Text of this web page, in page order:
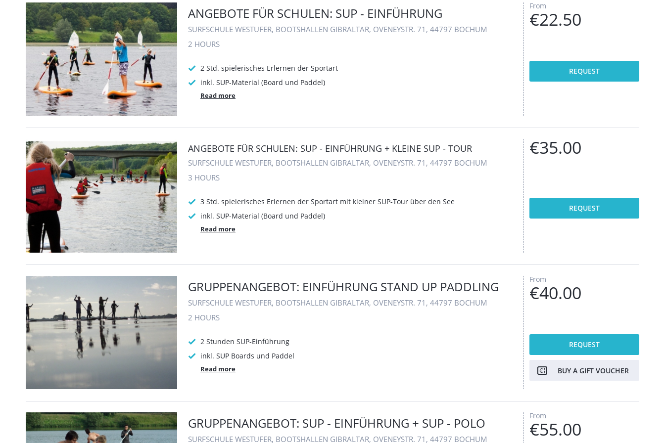
ANGEBOTE FÜR SCHULEN: SUP - EINFÜHRUNG
SURFSCHULE WESTUFER, BOOTSHALLEN GIBRALTAR, OVENEYSTR. 71, 44797 BOCHUM
2 HOURS
2 Std. spielerisches Erlernen der Sportart
inkl. SUP-Material (Board und Paddel)
Read more
From
€22.50
REQUEST
ANGEBOTE FÜR SCHULEN: SUP - EINFÜHRUNG + KLEINE SUP - TOUR
SURFSCHULE WESTUFER, BOOTSHALLEN GIBRALTAR, OVENEYSTR. 71, 44797 BOCHUM
3 HOURS
3 Std. spielerisches Erlernen der Sportart mit kleiner SUP-Tour über den See
inkl. SUP-Material (Board und Paddel)
Read more
€35.00
REQUEST
GRUPPENANGEBOT: EINFÜHRUNG STAND UP PADDLING
SURFSCHULE WESTUFER, BOOTSHALLEN GIBRALTAR, OVENEYSTR. 71, 44797 BOCHUM
2 HOURS
2 Stunden SUP-Einführung
inkl. SUP Boards und Paddel
Read more
From
€40.00
REQUEST
BUY A GIFT VOUCHER
GRUPPENANGEBOT: SUP - EINFÜHRUNG + SUP - POLO
SURFSCHULE WESTUFER, BOOTSHALLEN GIBRALTAR, OVENEYSTR. 71, 44797 BOCHUM
From
€55.00